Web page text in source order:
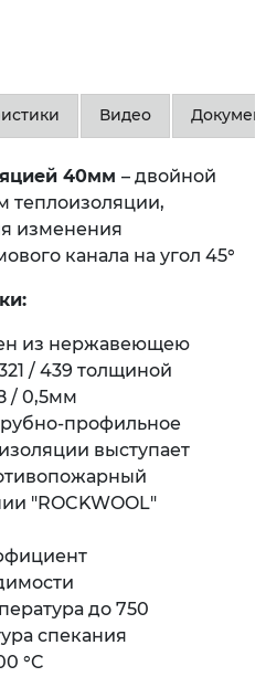
Видео
40мм – двойной
теплоизоляции,
изменения
канала на угол 45°
из нержавеющею
/ 439 толщиной
/ 0,5мм
профильное
выступает
"ROCKWOOL"
до 750
спекания
°C